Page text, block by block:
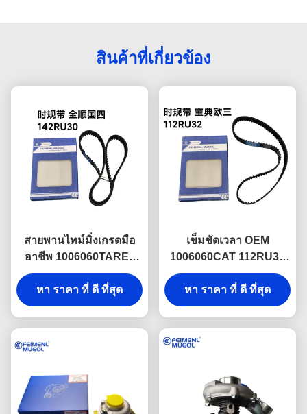
สินค้าที่เกี่ยวข้อง
สายพานไทม์มิ่งเกรดมือ
อาชีพ 1006060TARE1
OEM 142T สำหรับ
เครื่องยนต์ดีเซล JMC
Transit Euro 4 รับประกัน
และประสิทธิภาพ
เครื่องยนต์ที่เหมาะสมที่สุด
หา ราคา ที่ ดี ที่สุด
เข็มขัดเวลา OEM
1006060CAT 112RU32
สําหรับ JMC Baodian
Euro 3 Diesel Systems
ส่งผลงานที่เรียบร้อย เงียบ
หา ราคา ที่ ดี ที่สุด